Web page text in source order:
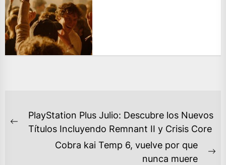
NAVEGACIÓN
DE
ENTRADAS
Previous
PlayStation Plus Julio: Descubre los Nuevos
Títulos Incluyendo Remnant II y Crisis Core
Cobra kai Temp 6, vuelve por que
nunca muere